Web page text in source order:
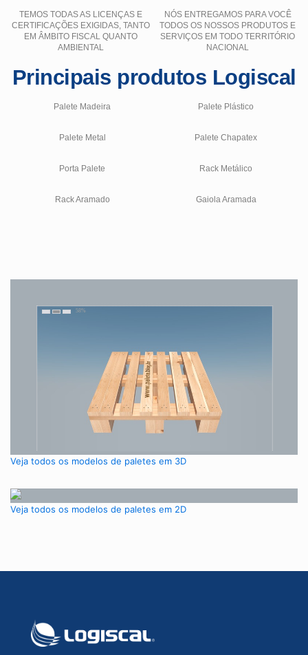
TEMOS TODAS AS LICENÇAS E
CERTIFICAÇÕES EXIGIDAS, TANTO
EM ÂMBITO FISCAL QUANTO
AMBIENTAL
NÓS ENTREGAMOS PARA VOCÊ
TODOS OS NOSSOS PRODUTOS E
SERVIÇOS EM TODO TERRITÓRIO
NACIONAL
Principais produtos Logiscal
Palete Madeira Palete Plástico
Palete Metal Palete Chapatex
Porta Palete Rack Metálico
Rack Aramado Gaiola Aramada
Veja todos os modelos de paletes em 3D
Veja todos os modelos de paletes em 2D